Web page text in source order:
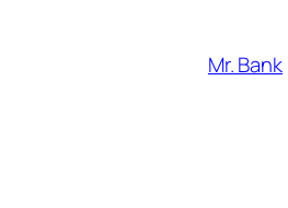
Mr. Bank